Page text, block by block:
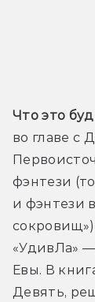
Что это
во главе с
фэнтези
и фэнтези
сокровищ»)
«УдивЛа»
Евы. В
Девять,